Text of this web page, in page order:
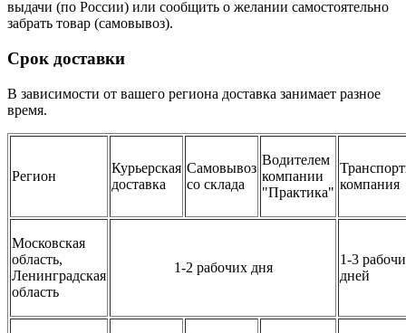
выдачи (по России) или сообщить о желании самостоятельно
забрать товар (самовывоз).
Срок доставки
В зависимости от вашего региона доставка занимает разное
время.
Регион
Курьерская
доставка
Самовывоз
со склада
Водителем
компании
"Практика"
компания
Московская
область,
Ленинградская
область
1-2 рабочих дня
1-3
дней